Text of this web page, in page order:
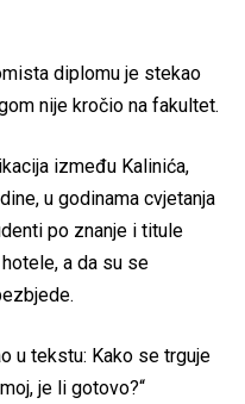
diplomu je stekao
nije kročio na fakultet.
između Kalinića,
u godinama cvjetanja
po znanje i titule
a da su se
u tekstu: Kako se trguje
je li gotovo?“